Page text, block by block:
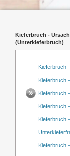
Kieferbruch -
(Unterkieferbruch)
Kieferbruch
Kieferbruch
Kieferbruch
Kieferbruch
Kieferbruch
Kieferbruch